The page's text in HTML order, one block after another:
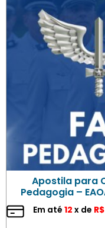
Apostila para
Pedagogia –
Em até 12 x de R$